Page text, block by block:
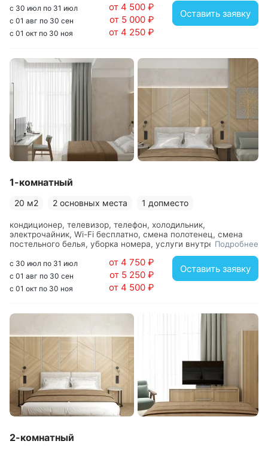
стол, столик журнальный, стул, шкаф, с душевой кабиной,
фен
с 30 июл по 31 июл от 4 500 ₽
с 01 авг по 30 сен от 5 000 ₽
с 01 окт по 30 ноя от 4 250 ₽
Оставить заявку
1-комнатный
20 м2 2 основных места 1 допместо
кондиционер, телевизор, телефон, холодильник,
электрочайник, Wi-Fi бесплатно, смена полотенец, смена
постельного белья, уборка номера, услуги внутренней
кровать двуспальная, стол, столик журнальный, стул, шкаф,
с душевой кабиной, фен
Подробнее
с 30 июл по 31 июл от 4 750 ₽
с 01 авг по 30 сен от 5 250 ₽
с 01 окт по 30 ноя от 4 500 ₽
Оставить заявку
2-комнатный